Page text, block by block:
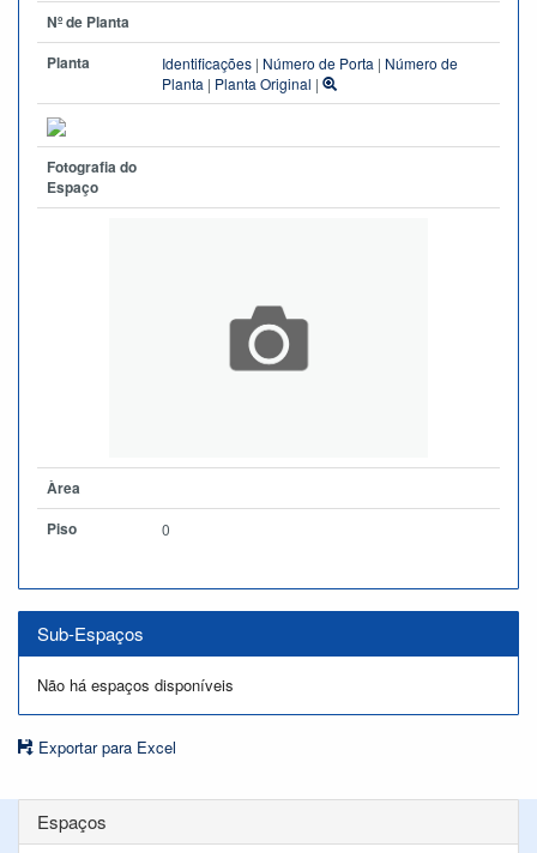
Nº de Planta
Planta
Identificações | Número de Porta | Número de
Planta | Planta Original |
Fotografia do
Espaço
Àrea
Piso
0
Sub-Espaços
Não há espaços disponíveis
Exportar para Excel
Espaços